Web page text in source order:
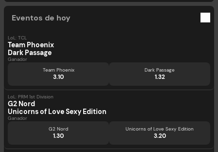
Eventos de hoy
LoL: TCL
Team Phoenix
Dark Passage
Ganador
Team Phoenix
3.10
Dark Passage
1.32
LoL: PRM 1st Division
G2 Nord
Unicorns of Love Sexy Edition
Ganador
G2 Nord
1.30
Unicorns of Love Sexy Edition
3.20